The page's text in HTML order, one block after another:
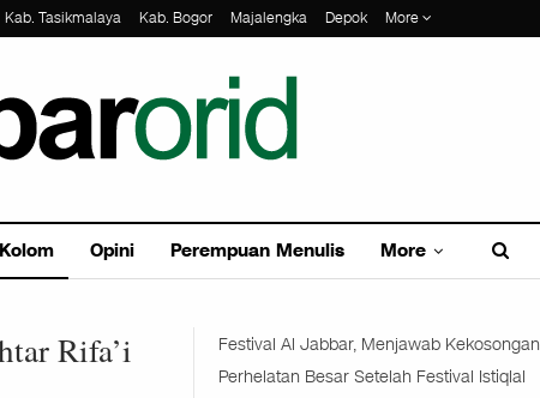
Kab. Tasikmalaya Kab. Bogor Majalengka Depok More
Kolom Opini Perempuan Menulis More
Rifa’i
Festival Al Jabbar, Menjawab Kekosongan
Perhelatan Besar Setelah Festival Istiqlal